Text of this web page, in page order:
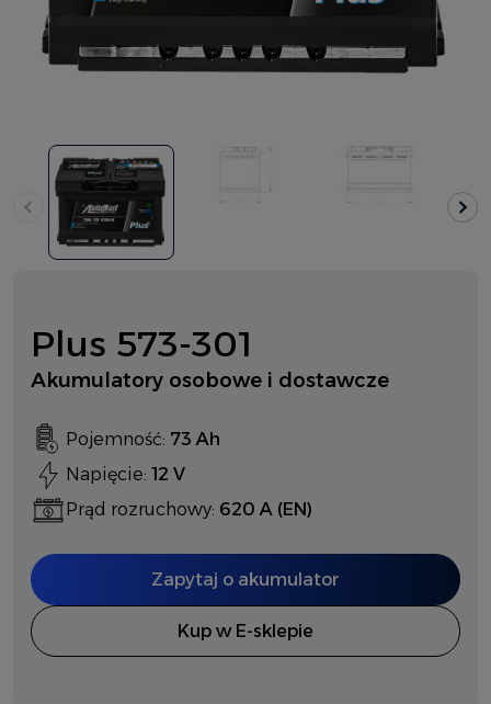
Plus 573-301
Akumulatory osobowe i dostawcze
Pojemność: 73 Ah
Napięcie: 12 V
Prąd rozruchowy: 620 A (EN)
Zapytaj o akumulator
Kup w E-sklepie